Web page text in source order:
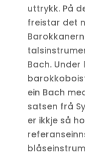
uttrykk. På
freistar det
Bach.
ein Bach
satsen frå
er ikkje så